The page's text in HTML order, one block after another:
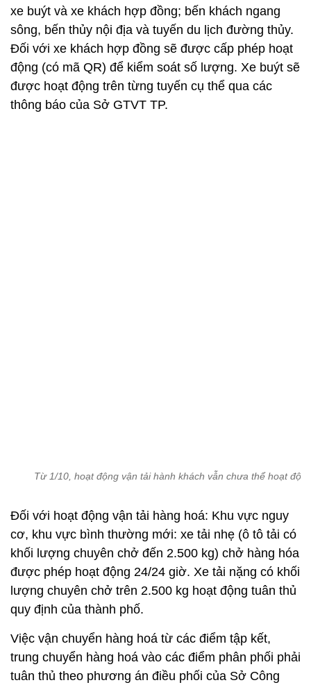
xe buýt và xe khách hợp đồng; bến khách ngang
sông, bến thủy nội địa và tuyến du lịch đường thủy.
Đối với xe khách hợp đồng sẽ được cấp phép hoạt
động (có mã QR) để kiểm soát số lượng. Xe buýt sẽ
được hoạt động trên từng tuyến cụ thể qua các
thông báo của Sở GTVT TP.
Từ 1/10, hoạt động vận tải hành khách vẫn chưa thể hoạt
Đối với hoạt động vận tải hàng hoá: Khu vực nguy
cơ, khu vực bình thường mới: xe tải nhẹ (ô tô tải có
khối lượng chuyên chở đến 2.500 kg) chở hàng hóa
được phép hoạt động 24/24 giờ. Xe tải nặng có khối
lượng chuyên chở trên 2.500 kg hoạt động tuân thủ
quy định của thành phố.
Việc vận chuyển hàng hoá từ các điểm tập kết,
trung chuyển hàng hoá vào các điểm phân phối phải
tuân thủ theo phương án điều phối của Sở Công